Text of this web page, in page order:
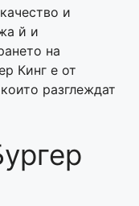
и
й и
на
Кинг е от
разглеждат